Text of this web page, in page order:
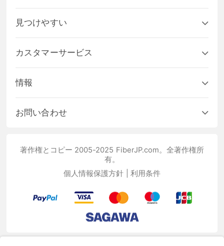
見つけやすい
カスタマーサービス
情報
お問い合わせ
著作権とコピー 2005-2025 FiberJP.com。全著作権所
有。
個人情報保護方針
利用条件